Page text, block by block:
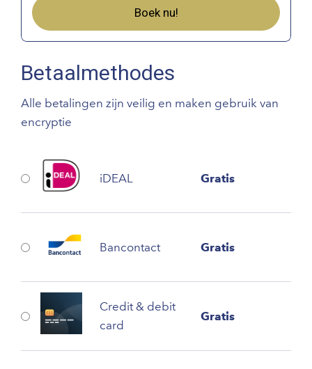
Boek nu!
Betaalmethodes
Alle betalingen zijn veilig en maken gebruik van
encryptie
iDEAL Gratis
Bancontact Gratis
Credit & debit
card
Gratis